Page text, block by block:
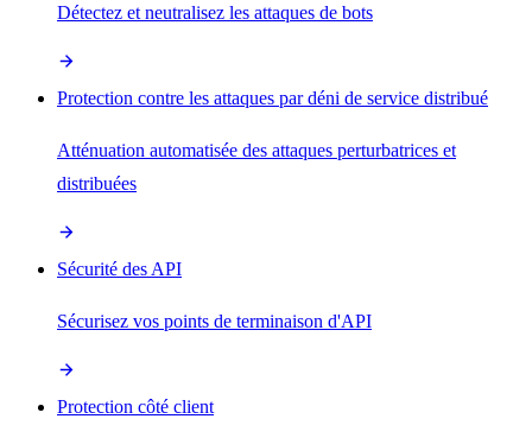
Détectez et neutralisez les attaques de bots
Protection contre les attaques par déni de service distribué
Atténuation automatisée des attaques perturbatrices et
distribuées
Sécurité des API
Sécurisez vos points de terminaison d'API
Protection côté client